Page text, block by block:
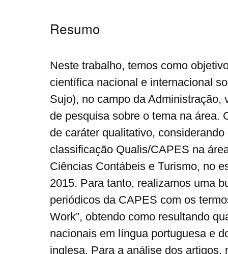
Resumo
Neste trabalho, temos como
científica nacional e internacional
Sujo), no campo da Administração,
de pesquisa sobre o tema na área.
de caráter qualitativo,
classificação Qualis/CAPES na
Ciências Contábeis e Turismo, no
2015. Para tanto, realizamos uma
periódicos da CAPES com os
Work”, obtendo como resultando
nacionais em língua portuguesa e
inglesa. Para a análise dos artigos,